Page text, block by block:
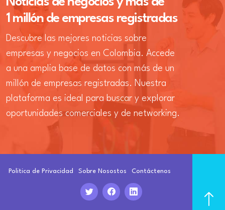
1 millón de empresas registradas
Descubre las mejores noticias sobre
empresas y negocios en Colombia. Accede
a una amplia base de datos con más de un
millón de empresas registradas. Nuestra
plataforma es ideal para buscar y explorar
oportunidades comerciales y de networking.
Politica de Privacidad Sobre Nosostos Contáctenos